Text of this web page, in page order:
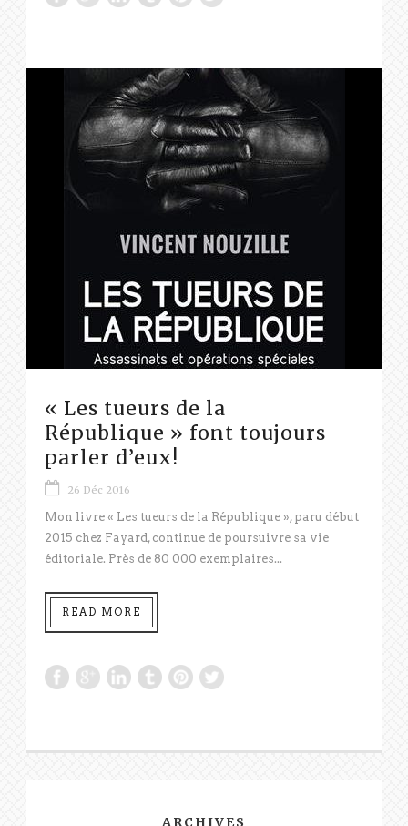
« Les tueurs de la
République » font toujours
parler d’eux!
26 Déc 2016
Mon livre « Les tueurs de la République », paru début
2015 chez Fayard, continue de poursuivre sa vie
éditoriale. Près de 80 000 exemplaires...
READ MORE
ARCHIVES